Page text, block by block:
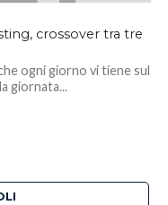
crossover tra tre
ogni giorno vi tiene sul
giornata...